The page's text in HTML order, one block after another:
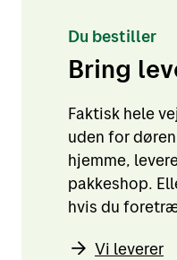
Du bestiller
Bring
Faktisk hele
uden for
hjemme,
pakkeshop.
hvis du
Vi leverer